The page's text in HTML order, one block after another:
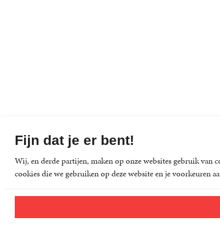
Fijn dat je er bent!
Wij, en derde partijen, maken op onze websites gebruik van
cookies die we gebruiken op deze website en je voorkeuren